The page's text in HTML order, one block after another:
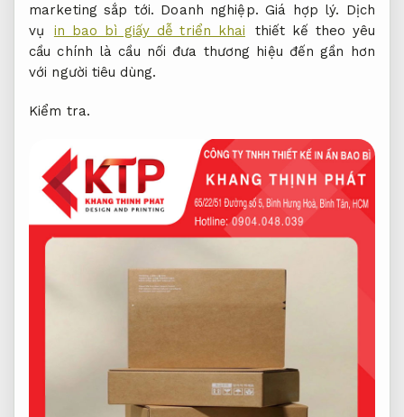
marketing sắp tới. Doanh nghiệp. Giá hợp lý. Dịch
vụ
in bao bì giấy dễ triển khai
thiết kế theo yêu
cầu chính là cầu nối đưa thương hiệu đến gần hơn
với người tiêu dùng.
Kiểm tra.